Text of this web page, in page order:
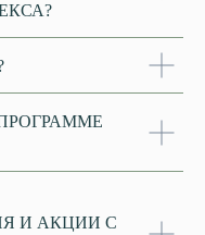
И АКЦИИ С